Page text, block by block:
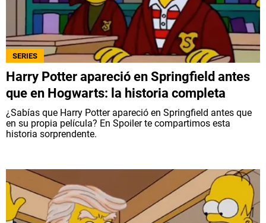
SERIES
Harry Potter apareció en Springfield antes
que en Hogwarts: la historia completa
¿Sabías que Harry Potter apareció en Springfield antes que
en su propia película? En Spoiler te compartimos esta
historia sorprendente.